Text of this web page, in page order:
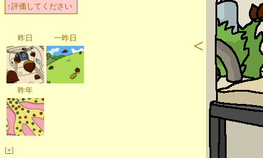
↑評価してください
昨日 一昨日
昨年
[+]
<